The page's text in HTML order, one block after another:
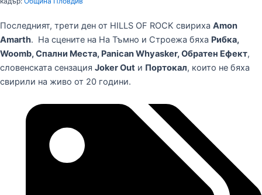
Последният, трети ден от HILLS OF ROCK свириха Amon
Amarth. На сцените на На Тъмно и Строежа бяха Рибка,
Woomb, Спални Места, Panican Whyasker, Обратен Ефект,
словенската сензация Joker Out и Портокал, които не бяха
свирили на живо от 20 години.